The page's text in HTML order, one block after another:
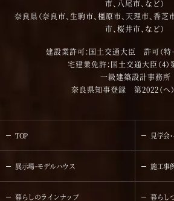
市、八尾市、など）
奈良県（奈良市、生駒市、橿原市、天理市、香芝
市、桜井市、など）
建設業許可：国土交通大臣 許可（特
宅建業免許：国土交通大臣（4
一級建築設計事務所
奈良県知事登録 第2022（へ
TOP 見学会
展示場・モデルハウス 施工事
暮らしのラインナップ 暮らし